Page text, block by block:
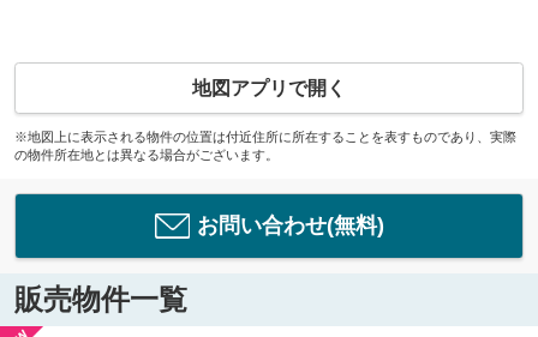
地図アプリで開く
※地図上に表示される物件の位置は付近住所に所在することを表すものであり、実際
の物件所在地とは異なる場合がございます。
お問い合わせ(無料)
販売物件一覧